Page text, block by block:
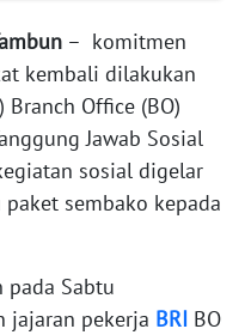
– komitmen
kembali dilakukan
Branch Office (BO)
Jawab Sosial
sosial digelar
sembako kepada
pada Sabtu
jajaran pekerja BRI BO